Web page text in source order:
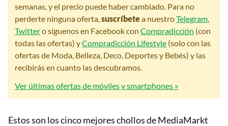
semanas, y el precio puede haber cambiado. Para no
perderte ninguna oferta,suscríbetea nuestroTelegram,
Twittero síguenos en Facebook con Compradicción (con
todas las ofertas) yCompradicción Lifestyle (solo con las
ofertas de Moda, Belleza, Deco, Deportes y Bebés) y las
recibirás en cuanto las descubramos.
Ver últimas ofertas de móviles y smartphones »
Estos son los cinco mejores chollos de MediaMarkt